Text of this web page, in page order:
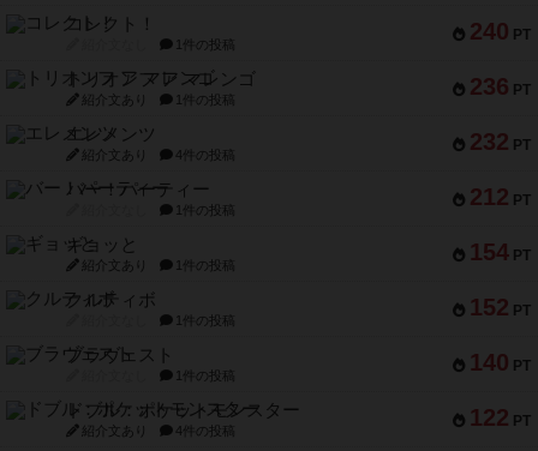
240 PT
コレクト！
1件の投稿
236 PT
トリオンフ ア マレンゴ
紹介文あり 1件の投稿
232 PT
エレメンツ
紹介文あり 4件の投稿
212 PT
バー！パーティー
1件の投稿
154 PT
ギョッと
紹介文あり 1件の投稿
152 PT
クルティボ
1件の投稿
140 PT
ブラヴェスト
1件の投稿
122 PT
ドブル：ポケットモンスター
紹介文あり 4件の投稿